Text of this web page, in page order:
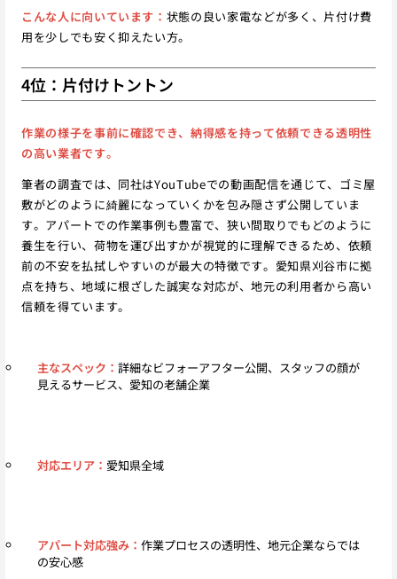
こんな人に向いています： 状態の良い家電などが多く、片付け費
用を少しでも安く抑えたい方。
4位：片付けトントン
作業の様子を事前に確認でき、納得感を持って依頼できる透明性
の高い業者です。
筆者の調査では、同社はYouTubeでの動画配信を通じて、ゴミ屋
敷がどのように綺麗になっていくかを包み隠さず公開していま
す。アパートでの作業事例も豊富で、狭い間取りでもどのように
養生を行い、荷物を運び出すかが視覚的に理解できるため、依頼
前の不安を払拭しやすいのが最大の特徴です。愛知県刈谷市に拠
点を持ち、地域に根ざした誠実な対応が、地元の利用者から高い
信頼を得ています。
主なスペック： 詳細なビフォーアフター公開、スタッフの顔が
見えるサービス、愛知の老舗企業
対応エリア： 愛知県全域
アパート対応強み： 作業プロセスの透明性、地元企業ならでは
の安心感